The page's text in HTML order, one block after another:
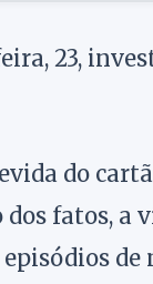
23,
do
fatos, a